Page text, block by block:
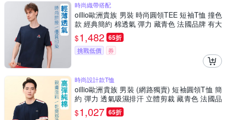
時尚織帶搭配
oillio歐洲貴族 男裝 時尚圓領TEE 短袖T恤 撞色
款 經典簡約 棉透氣 彈力 藏青色 法國品牌 有大
尺碼
$1,482 65折
挑戰低價 券
時尚設計款T恤
oillio歐洲貴族 男裝 (網路獨賣) 短袖圓領T恤 簡
約 彈力 透氣吸濕排汗 立體剪裁 藏青色 法國品
牌
$1,027 65折